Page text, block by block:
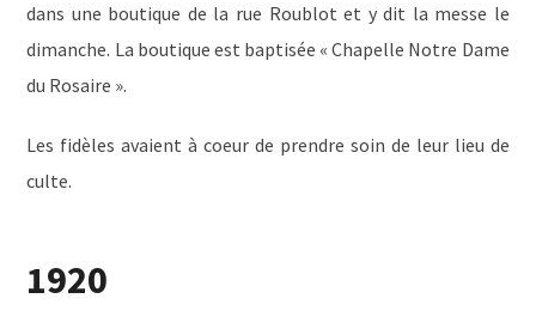
dans une boutique de la rue Roublot et y dit la messe le
dimanche. La boutique est baptisée « Chapelle Notre Dame
du Rosaire ».
Les fidèles avaient à coeur de prendre soin de leur lieu de
culte.
1920